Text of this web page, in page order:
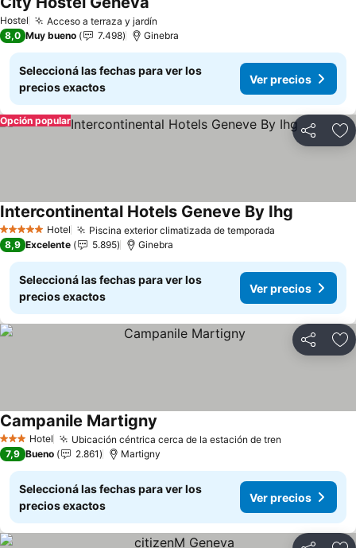
Hostel Acceso a terraza y jardín
8,0 Muy bueno 7.498 Ginebra
Seleccioná las fechas para ver los
precios exactos
Ver precios
Compartir
Opción popular
5 Estrellas Hotel Piscina exterior climatizada de temporada
Intercontinental Hotels Geneve By Ihg
8,9 Excelente 5.895 Ginebra
Seleccioná las fechas para ver los
precios exactos
Ver precios
Compartir
3 Estrellas
Hotel Ubicación céntrica cerca de la estación de tren
Campanile Martigny
7,9 Bueno 2.861 Martigny
Seleccioná las fechas para ver los
precios exactos
Ver precios